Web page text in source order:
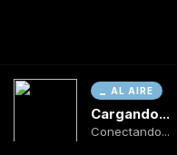
AL AIRE
Cargando...
Conectando...